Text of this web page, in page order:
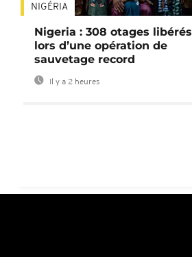
NIGÉRIA
Nigeria : 308 otages libérés
lors d’une opération de
sauvetage record
Il y a 2 heures